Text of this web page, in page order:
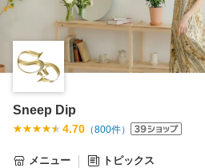
Sneep Dip
4.70 （800件）
メニュー トピックス